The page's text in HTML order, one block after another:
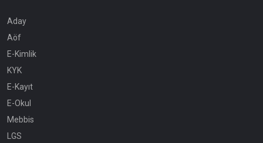
Aday
Aöf
E-Kimlik
KYK
E-Kayıt
E-Okul
Mebbis
LGS